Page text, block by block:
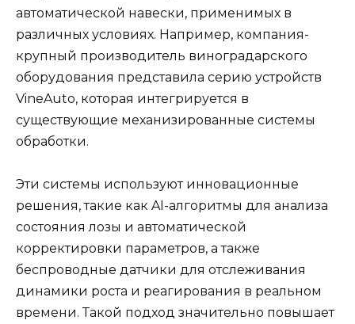
автоматической навески, применимых в
различных условиях. Например, компания-
крупный производитель виноградарского
оборудования представила серию устройств
VineAuto, которая интегрируется в
существующие механизированные системы
обработки.
Эти системы используют инновационные
решения, такие как AI-алгоритмы для анализа
состояния лозы и автоматической
корректировки параметров, а также
беспроводные датчики для отслеживания
динамики роста и реагирования в реальном
времени. Такой подход значительно повышает